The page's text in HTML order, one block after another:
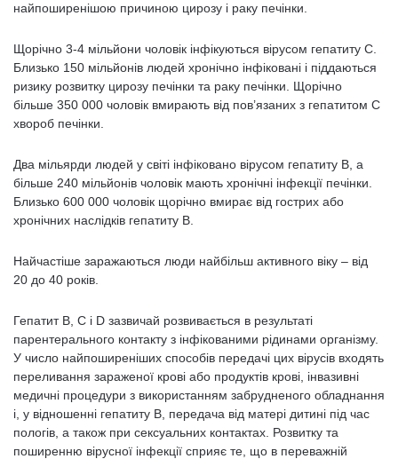
найпоширенішою причиною цирозу і раку печінки.
Щорічно 3-4 мільйони чоловік інфікуються вірусом гепатиту С.
Близько 150 мільйонів людей хронічно інфіковані і піддаються
ризику розвитку цирозу печінки та раку печінки. Щорічно
більше 350 000 чоловік вмирають від пов’язаних з гепатитом С
хвороб печінки.
Два мільярди людей у ​​світі інфіковано вірусом гепатиту В, а
більше 240 мільйонів чоловік мають хронічні інфекції печінки.
Близько 600 000 чоловік щорічно вмирає від гострих або
хронічних наслідків гепатиту В.
Найчастіше заражаються люди найбільш активного віку – від
20 до 40 років.
Гепатит В, С і D зазвичай розвивається в результаті
парентерального контакту з інфікованими рідинами організму.
У число найпоширеніших способів передачі цих вірусів входять
переливання зараженої крові або продуктів крові, інвазивні
медичні процедури з використанням забрудненого обладнання
і, у відношенні гепатиту В, передача від матері дитині під час
пологів, а також при сексуальних контактах. Розвитку та
поширенню вірусної інфекції сприяє те, що в переважній